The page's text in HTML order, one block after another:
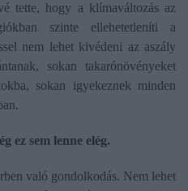
tette, hogy a klímaváltozás az
szinte ellehetetleníti a
nem lehet kivédeni az aszály
sokan takarónövényeket
sokan igyekeznek minden
ez sem lenne elég.
való gondolkodás. Nem lehet